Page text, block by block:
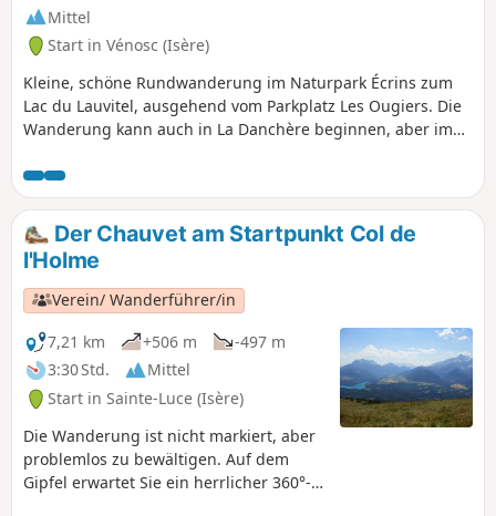
Mittel
Start in Vénosc (Isère)
Kleine, schöne Rundwanderung im Naturpark Écrins zum
Lac du Lauvitel, ausgehend vom Parkplatz Les Ougiers. Die
Wanderung kann auch in La Danchère beginnen, aber im
Juni gesperrt. Der Aufstieg erfolgt über Les Selles und der
Abstieg über Les Rousses. Es handelt sich um einen
Bergweg, der zum Großteil durch den Wald führt und
daher schattig ist, was bei großer Hitze praktisch ist. Der
Weg ist größtenteils mit alten Steinen gepflastert, es gibt
kleine Brücken zu überqueren.
Der Chauvet am Startpunkt Col de
l'Holme
Verein/ Wanderführer/in
7,21 km
+506 m
-497 m
3:30 Std.
Mittel
Start in Sainte-Luce (Isère)
Die Wanderung ist nicht markiert, aber
problemlos zu bewältigen. Auf dem
Gipfel erwartet Sie ein herrlicher 360°-